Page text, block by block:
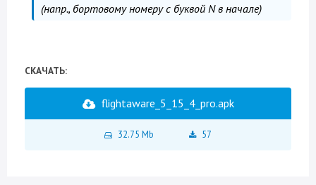
(напр., бортовому номеру с буквой N в начале)
СКАЧАТЬ:
flightaware_5_15_4_pro.apk
32.75 Mb 57